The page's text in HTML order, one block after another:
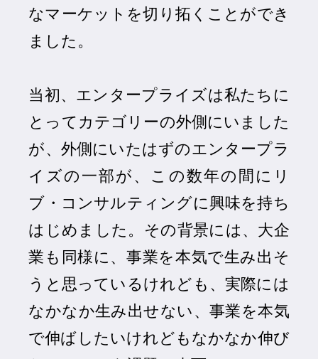
なマーケットを切り拓くことができ
ました。
当初、エンタープライズは私たちに
とってカテゴリーの外側にいました
が、外側にいたはずのエンタープラ
イズの一部が、この数年の間にリ
ブ・コンサルティングに興味を持ち
はじめました。その背景には、大企
業も同様に、事業を本気で生み出そ
うと思っているけれども、実際には
なかなか生み出せない、事業を本気
で伸ばしたいけれどもなかなか伸び